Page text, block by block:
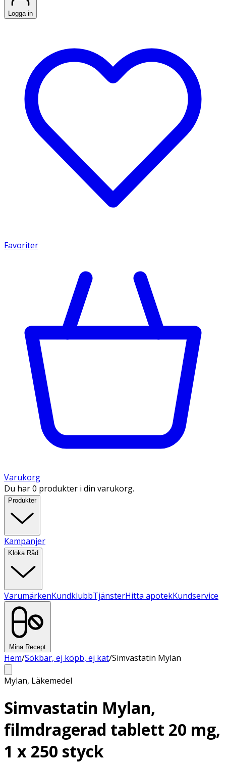
Logga in
Favoriter
Varukorg
Du har 0 produkter i din varukorg.
Produkter
Kampanjer
Kloka Råd
VarumärkenKundklubbTjänsterHitta apotekKundservice
Mina Recept
Hem/Sökbar, ej köpb, ej kat/Simvastatin Mylan
Mylan, Läkemedel
Simvastatin Mylan,
filmdragerad tablett 20 mg,
1 x 250 styck